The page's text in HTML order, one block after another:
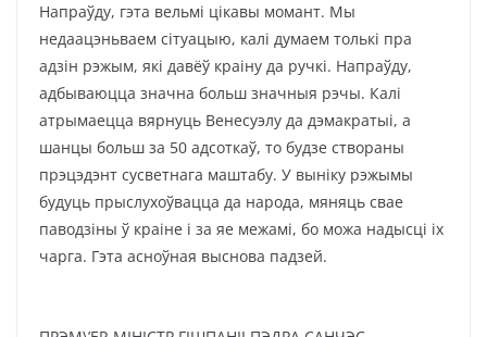
Напраўду, гэта вельмі цікавы момант. Мы
недаацэньваем сітуацыю, калі думаем толькі пра
адзін рэжым, які давёў краіну да ручкі. Напраўду,
адбываюцца значна больш значныя рэчы. Калі
атрымаецца вярнуць Венесуэлу да дэмакратыі, а
шанцы больш за 50 адсоткаў, то будзе створаны
прэцэдэнт сусветнага маштабу. У выніку рэжымы
будуць прыслухоўвацца да народа, мяняць свае
паводзіны ў краіне і за яе межамі, бо можа надысці іх
чарга. Гэта асноўная выснова падзей.